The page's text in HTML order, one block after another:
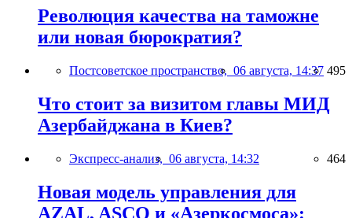
Революция качества на таможне
или новая бюрократия?
Постсоветское пространство, 06 августа, 14:37 495
Что стоит за визитом главы МИД
Азербайджана в Киев?
Экспресс-анализ, 06 августа, 14:32 464
Новая модель управления для
AZAL, ASCO и «Азеркосмоса»: